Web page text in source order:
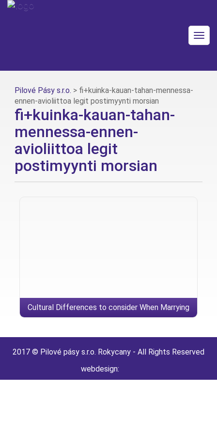
Pilové Pásy s.r.o. > fi+kuinka-kauan-tahan-mennessa-
ennen-avioliittoa legit postimyynti morsian
fi+kuinka-kauan-tahan-
mennessa-ennen-
avioliittoa legit
postimyynti morsian
Cultural Differences to consider When Marrying
2017 © Pilové pásy s.r.o. Rokycany - All Rights Reserved
webdesign: